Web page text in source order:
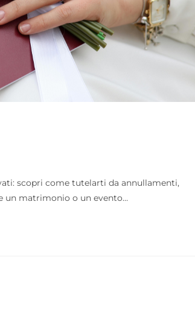
scopri come tutelarti da annullamenti,
un matrimonio o un evento…